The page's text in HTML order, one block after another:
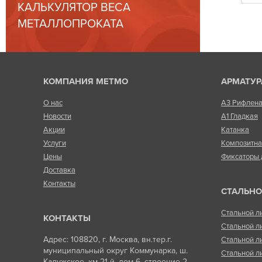
КАЛЬКУЛЯТОР ВЕСА
МЕТАЛЛОПРОКАТА
КОМПАНИЯ МЕТМО
О нас
Новости
Акции
Услуги
Цены
Доставка
Контакты
КОНТАКТЫ
Адрес: 108820, г. Москва, вн.тер.г.
муниципальный округ Коммунарка, ш.
А3
А1 Гладкая
Катанка
Фиксаторы
Стальной
Стальной
Стальной
Стальной